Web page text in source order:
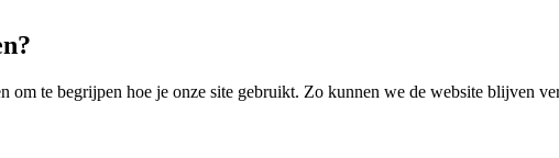
om te begrijpen hoe je onze site gebruikt. Zo kunnen we de website blijven